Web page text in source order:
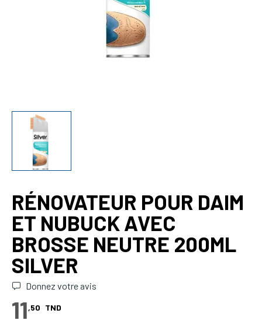
RÉNOVATEUR POUR DAIM
ET NUBUCK AVEC
BROSSE NEUTRE 200ML
SILVER
Donnez votre avis
11,50 TND